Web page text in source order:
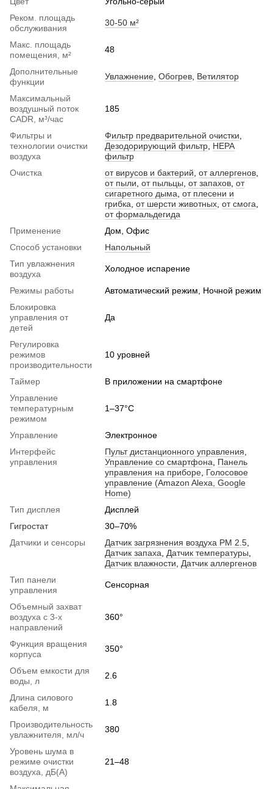
Реком. площадь
обслуживания
30-50 м²
Макс. площадь
помещения, м²
48
Дополнительные
функции
Увлажнение Обогрев Ветилятор
Максимальный
воздушный поток
CADR, м³/час
185
Фильтры и
технологии очистки
воздуха
Фильтр предварительной очистки
Дезодорирующий фильтр HEPA
фильтр
Очистка
от вирусов и бактерий от аллергенов
от пыли от пыльцы от запахов от
сигаретного дыма от плесени и
грибка от шерсти животных от смога
от формальдегида
Применение
Дом, Офис
Способ установки
Напольный
Тип увлажнения
воздуха
Холодное испарение
Режимы работы
Автоматический режим, Ночной режим
Блокировка
управления от
детей
Да
Регулировка
режимов
производительности
10 уровней
Таймер
В приложении на смартфоне
Управление
температурным
режимом
1–37°C
Управление
Электронное
Интерфейс
управления
Пульт дистанционного управления
Управление со смартфона
Панель
управления на приборе Голосовое
управление (Amazon Alexa, Google
Home)
Тип дисплея
Дисплей
Гигростат
30–70%
Датчики и сенсоры
Датчик загрязнения воздуха PM 2.5
Датчик запаха
Датчик температуры
Датчик влажности
Датчик аллергенов
Тип панели
управления
Сенсорная
Объемный захват
воздуха с 3-х
направлений
360°
Функция вращения
корпуса
350°
Объем емкости для
воды, л
2.6
Длина силового
кабеля, м
1.8
Производительность
увлажнителя, мл/ч
380
Уровень шума в
режиме очистки
воздуха, дБ(А)
21–48